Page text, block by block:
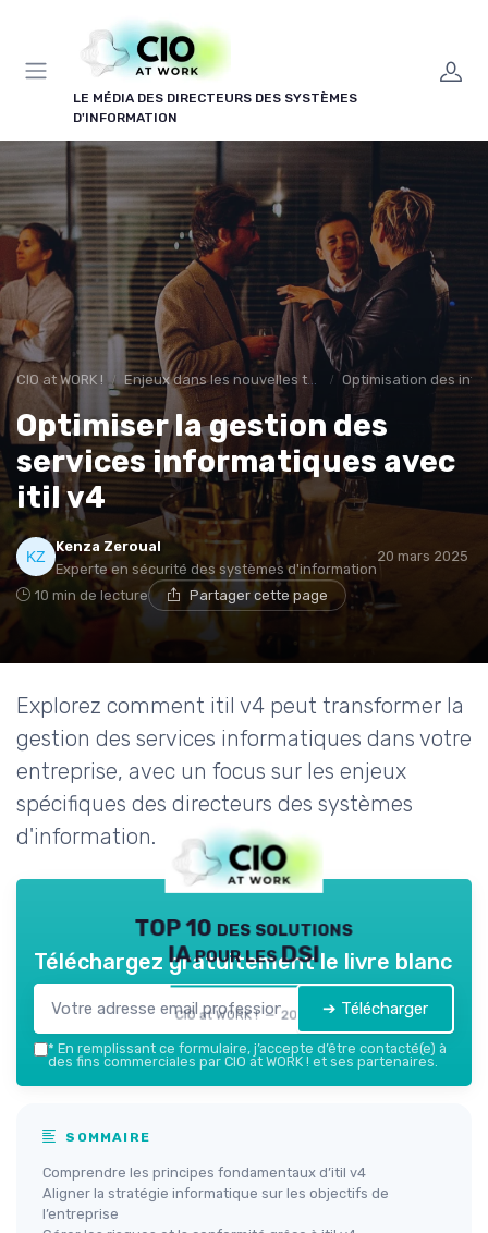
LE MÉDIA DES DIRECTEURS DES SYSTÈMES
D'INFORMATION
CIO at WORK ! Enjeux dans les nouvelles technologies Optimisation des
Optimiser la gestion des
services informatiques avec
itil v4
Kenza Zeroual
Experte en sécurité des systèmes d'information
20 mars 2025
10 min de lecture Partager cette page
Explorez comment itil v4 peut transformer la
gestion des services informatiques dans votre
entreprise, avec un focus sur les enjeux
spécifiques des directeurs des systèmes
d'information.
TOP 10 des solutions
IA pour les DSI
CIO at WORK ! — 2026
Téléchargez gratuitement le livre blanc
➔ Télécharger
* En remplissant ce formulaire, j’accepte d’être contacté(e) à
des fins commerciales par CIO at WORK ! et ses partenaires.
SOMMAIRE
Comprendre les principes fondamentaux d’itil v4
Aligner la stratégie informatique sur les objectifs de
l’entreprise